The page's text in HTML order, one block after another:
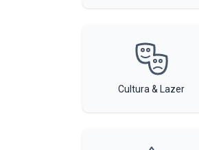
Cultura & Lazer